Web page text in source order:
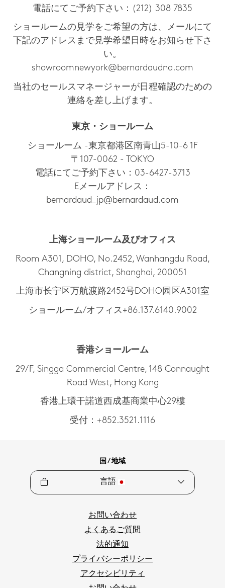
電話にてご予約下さい：(212) 308 7835
ショールームの見学をご希望の方は、メールにて
下記のアドレスまで見学希望日時をお知らせ下さ
い。
showroomnewyork@bernardaudna.com
当社のセールスマネージャーが日程確認のための
連絡を差し上げます。
東京 ・ ショールーム
ショールーム -東京都港区南青山5-10-6 1F
〒107-0062 - TOKYO
電話にてご予約下さい：03-6427-3713
Eメールアドレス：
bernardaud_jp@bernardaud.com
上海ショールーム及びオフィス
Room A301, DOHO, No.2452, Wanhangdu Road,
Changning district, Shanghai, 200051
上海市长宁区万航渡路2452号DOHO园区A301室
ショールーム/オフィス+86.137.6140.9002
香港ショールーム
29/F, Singga Commercial Centre, 148 Connaught
Road West, Hong Kong
香港上環干諾道西成基商業中心29樓
受付：+852.3521.1116
国 / 地域
言語
お問い合わせ
よくあるご質問
法的通知
プライバシーポリシー
アクセシビリティ